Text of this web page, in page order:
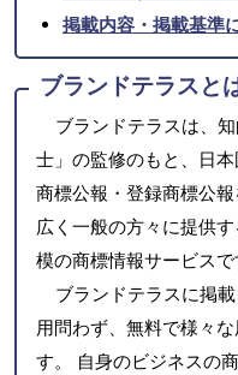
掲載内容・掲載基準
ブランドテラスと
ブランドテラスは、
士」の監修のもと、日
商標公報・登録商標公
広く一般の方々に提供
模の商標情報サービスで
ブランドテラスに掲
用問わず、無料で様々
す。 自身のビジネスの